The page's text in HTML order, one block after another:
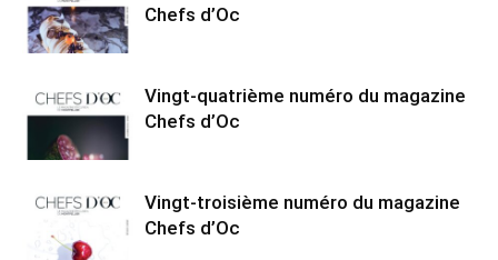
Chefs d’Oc
Vingt-quatrième numéro du magazine
Chefs d’Oc
Vingt-troisième numéro du magazine
Chefs d’Oc